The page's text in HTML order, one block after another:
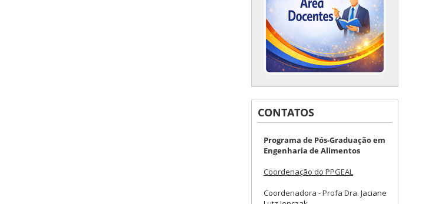
CONTATOS
Programa de Pós-Graduação em
Engenharia de Alimentos
Coordenação do PPGEAL
Coordenadora - Profa Dra. Jaciane